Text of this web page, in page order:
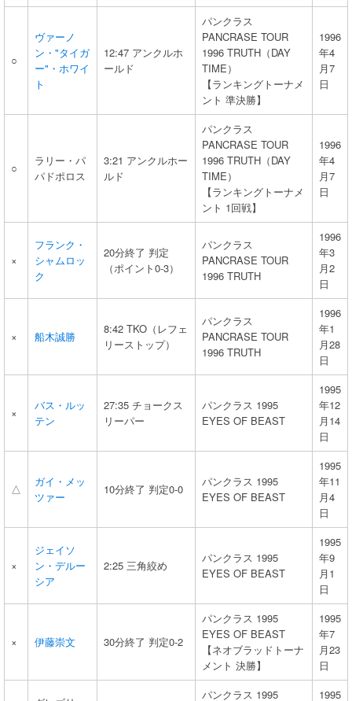
○
ヴァーノ
ン・"タイガ
ー"・ホワイ
ト
12:47 アンクルホ
ールド
パンクラス
PANCRASE TOUR
1996 TRUTH（DAY
TIME）
【ランキングトーナメ
ント 準決勝】
1996
年4
月7
日
○
ラリー・パ
パドポロス
3:21 アンクルホー
ルド
パンクラス
PANCRASE TOUR
1996 TRUTH（DAY
TIME）
【ランキングトーナメ
ント 1回戦】
1996
年4
月7
日
×
フランク・
シャムロッ
ク
20分終了 判定
（ポイント0-3）
パンクラス
PANCRASE TOUR
1996 TRUTH
1996
年3
月2
日
× 船木誠勝
8:42 TKO（レフェ
リーストップ）
パンクラス
PANCRASE TOUR
1996 TRUTH
1996
年1
月28
日
×
バス・ルッ
テン
27:35 チョークス
リーパー
パンクラス 1995
EYES OF BEAST
1995
年12
月14
日
△
ガイ・メッ
ツァー
10分終了 判定0-0
パンクラス 1995
EYES OF BEAST
1995
年11
月4
日
×
ジェイソ
ン・デルー
シア
2:25 三角絞め
パンクラス 1995
EYES OF BEAST
1995
年9
月1
日
× 伊藤崇文 30分終了 判定0-2
パンクラス 1995
EYES OF BEAST
【ネオブラッドトーナ
メント 決勝】
1995
年7
月23
日
パンクラス 1995 1995